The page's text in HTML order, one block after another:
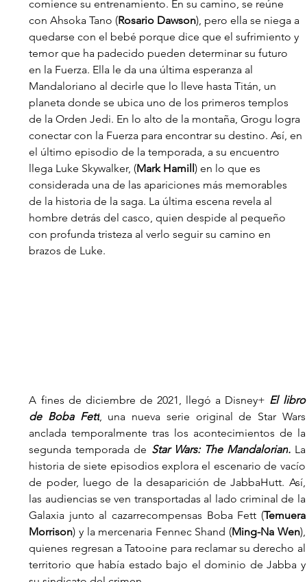
comience su entrenamiento. En su camino, se reúne
con Ahsoka Tano (Rosario Dawson), pero ella se niega a
quedarse con el bebé porque dice que el sufrimiento y
temor que ha padecido pueden determinar su futuro
en la Fuerza. Ella le da una última esperanza al
Mandaloriano al decirle que lo lleve hasta Titán, un
planeta donde se ubica uno de los primeros templos
de la Orden Jedi. En lo alto de la montaña, Grogu logra
conectar con la Fuerza para encontrar su destino. Así, en
el último episodio de la temporada, a su encuentro
llega Luke Skywalker, (Mark Hamill) en lo que es
considerada una de las apariciones más memorables
de la historia de la saga. La última escena revela al
hombre detrás del casco, quien despide al pequeño
con profunda tristeza al verlo seguir su camino en
brazos de Luke.
A fines de diciembre de 2021, llegó a Disney+ El libro
de Boba Fett, una nueva serie original de Star Wars
anclada temporalmente tras los acontecimientos de la
segunda temporada de Star Wars: The Mandalorian. La
historia de siete episodios explora el escenario de vacío
las audiencias se ven transportadas al lado criminal de la
Galaxia junto al cazarrecompensas Boba Fett (Temuera
Morrison) y la mercenaria Fennec Shand (Ming-Na Wen),
quienes regresan a Tatooine para reclamar su derecho al
territorio que había estado bajo el dominio de Jabba y